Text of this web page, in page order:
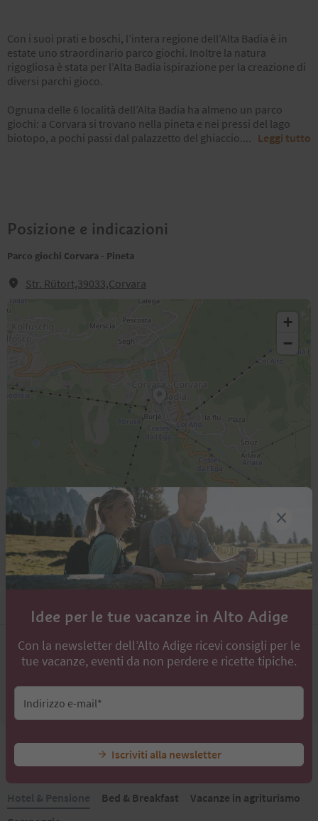
Con i suoi prati e boschi, l’intera regione dell’Alta Badia è in
estate uno straordinario parco giochi. Inoltre la natura
rigogliosa è stata per l’Alta Badia ispirazione per la creazione di
diversi parchi gioco.
Ognuna delle 6 località dell’Alta Badia ha almeno un parco
giochi: a Corvara si trovano nella pineta e nei pressi del lago
biotopo, a pochi passi dal palazzetto del ghiaccio.... Leggi tutto
Posizione e indicazioni
Parco giochi Corvara - Pineta
Str. Rütort,39033,Corvara
+
−
Leaflet ©
Come trovarci
Parco giochi Corvara
Str. Rütort,39033,Corvara
info@altabadia.org
+39 0471 836176
Trova il tuo alloggio nelle vicinanze
Hotel & Pensione Bed & Breakfast
Vacanze in agriturismo
Idee per le tue vacanze in Alto Adige
Con la newsletter dell’Alto Adige ricevi consigli per le
tue vacanze, eventi da non perdere e ricette tipiche.
Indirizzo e-mail*
Iscriviti alla newsletter